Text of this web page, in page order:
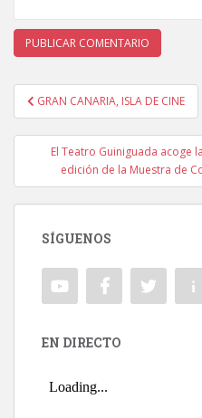
Navegación de
GRAN CANARIA, ISLA DE CINE
El Teatro Guiniguada acoge
edición de la Muestra de
SÍGUENOS
EN DIRECTO